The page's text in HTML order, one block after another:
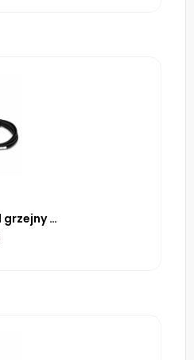
THERMOVAL Przewód grzejny TV SHTV 30 W/m – 32m